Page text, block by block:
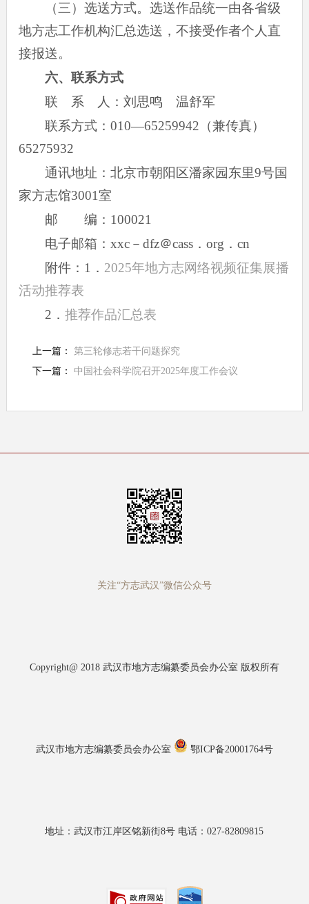
（三）选送方式。选送作品统一由各省级
地方志工作机构汇总选送，不接受作者个人直
接报送。
六、联系方式
联 系 人：刘思鸣 温舒军
联系方式：010—65259942（兼传真）
65275932
通讯地址：北京市朝阳区潘家园东里9号国
家方志馆3001室
邮 编：100021
电子邮箱：xxc－dfz＠cass．org．cn
附件：1． 2025年地方志网络视频征集展播
活动推荐表
2． 推荐作品汇总表
上一篇： 第三轮修志若干问题探究
下一篇： 中国社会科学院召开2025年度工作会议
关注“方志武汉”微信公众号
Copyright@ 2018 武汉市地方志编纂委员会办公室 版权所有
武汉市地方志编纂委员会办公室 鄂ICP备20001764号
地址：武汉市江岸区铭新街8号 电话：027-82809815